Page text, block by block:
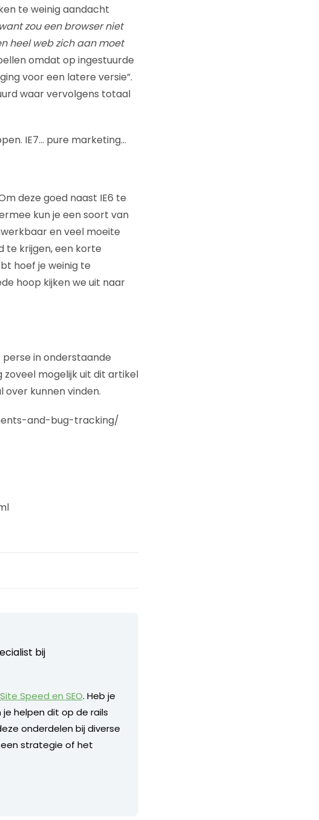
te weinig aandacht
zou een browser niet
heel web zich aan moet
omdat op ingestuurde
voor een latere versie”.
waar vervolgens totaal
IE7… pure marketing…
deze goed naast IE6 te
kun je een soort van
en veel moeite
te krijgen, een korte
hoef je weinig te
hoop kijken we uit naar
in onderstaande
zoveel mogelijk uit dit artikel
kunnen vinden.
and-bug-tracking/
bij
Speed en SEO. Heb je
helpen dit op de rails
onderdelen bij diverse
strategie of het